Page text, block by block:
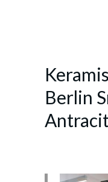
Berlin